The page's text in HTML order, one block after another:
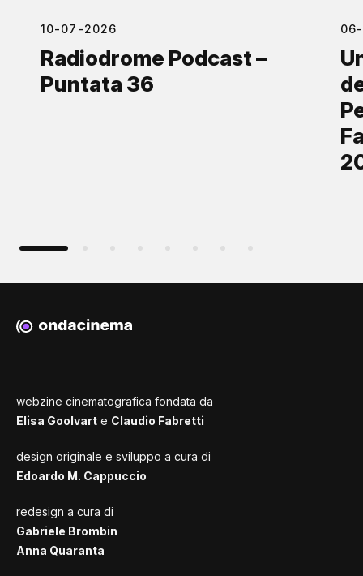
10-07-2026
Radiodrome Podcast –
Puntata 36
webzine cinematografica fondata da
Elisa Goolvart e Claudio Fabretti
design originale e sviluppo a cura di
Edoardo M. Cappuccio
redesign a cura di
Gabriele Brombin
Anna Quaranta